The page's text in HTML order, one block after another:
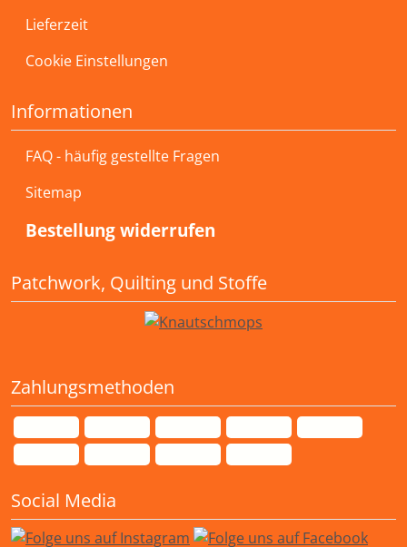
Lieferzeit
Cookie Einstellungen
Informationen
FAQ - häufig gestellte Fragen
Sitemap
Bestellung widerrufen
Patchwork, Quilting und Stoffe
Zahlungsmethoden
Social Media